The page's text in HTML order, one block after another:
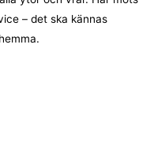
– det ska kännas